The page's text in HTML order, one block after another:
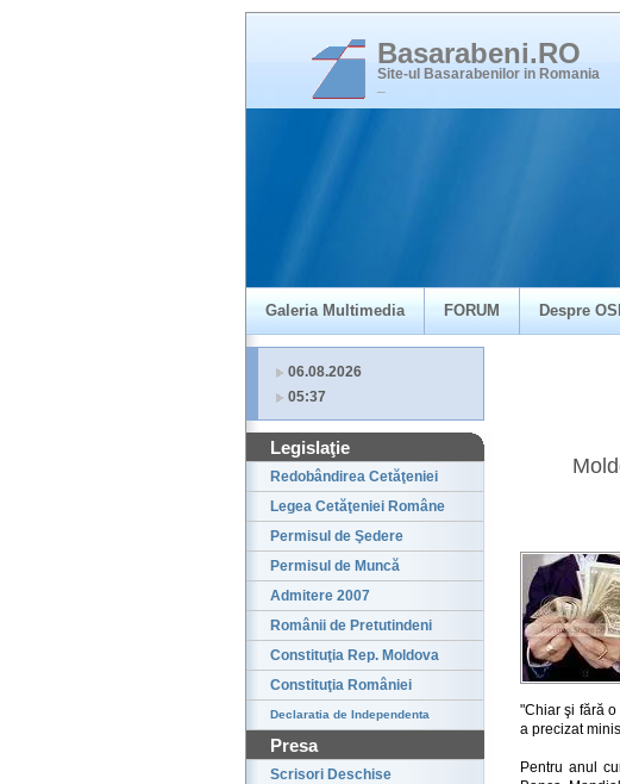
Basarabeni.RO
Site-ul Basarabenilor in Romania
Galeria Multimedia FORUM Despre
06.08.2026
05:37
Legislaţie
Redobândirea Cetăţeniei
Legea Cetăţeniei Române
Permisul de Şedere
Permisul de Muncă
Admitere 2007
Românii de Pretutindeni
Constituţia Rep. Moldova
Constituţia României
Declaratia de Independenta
Presa
Scrisori Deschise
"Chiar şi fără o
a precizat
Pentru anul